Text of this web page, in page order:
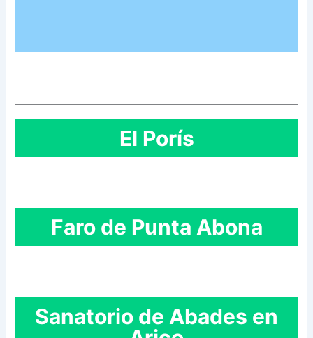
El Porís
Faro de Punta Abona
Sanatorio de Abades en